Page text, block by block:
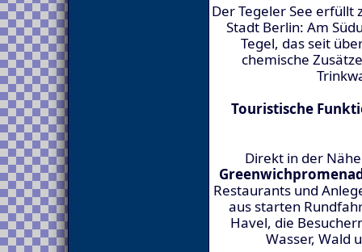
Der Tegeler See erfüllt
Stadt Berlin: Am
Tegel, das seit
chemische
Touristische
Direkt in der
Restaurants und
aus starten
Havel, die
Wasser, Wald